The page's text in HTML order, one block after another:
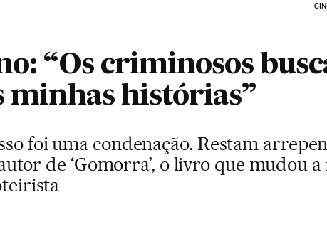
“Os criminosos
minhas histórias”
foi uma condenação. Restam
de ‘Gomorra’, o livro que mudou